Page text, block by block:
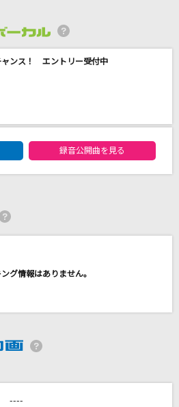
ャンス！ エントリー受付中
カルエントリーランキング
録音公開曲を見る
----